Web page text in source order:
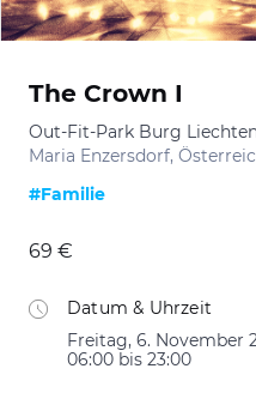
The Crown I
Out-Fit-Park Burg
Maria Enzersdorf,
#Familie
69 €
Datum & Uhrzeit
Freitag, 6. November
06:00 bis 23:00